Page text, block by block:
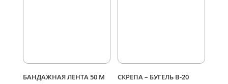
БАНДАЖНАЯ ЛЕНТА 50 М СКРЕПА – БУГЕЛЬ В-20